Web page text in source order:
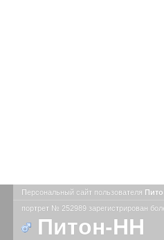
Персональный сайт пользователя
портрет № 252989 зарегистрирован
Питон-НН